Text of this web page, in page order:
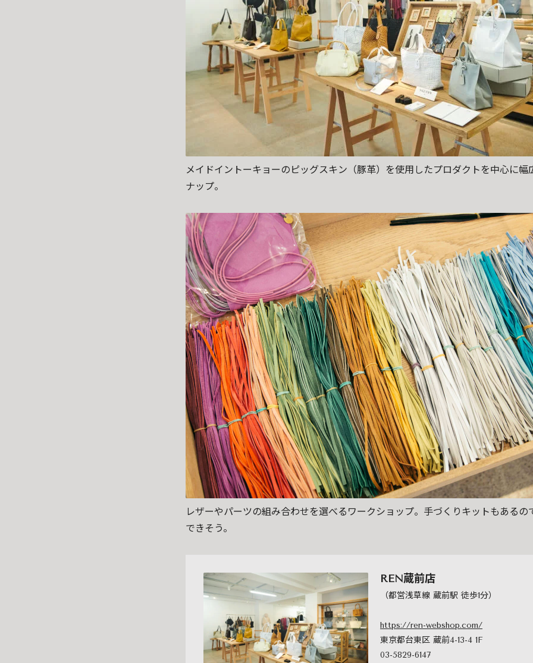
メイドイントーキョーのピッグスキン（豚革）を使用したプロダクトを中心に幅
ナップ。
レザーやパーツの組み合わせを選べるワークショップ。手づくりキットもあるの
できそう。
REN蔵前店
（都営浅草線 蔵前駅 徒歩1分）
https://ren-webshop.com/
東京都台東区 蔵前4-13-4 1F
03-5829-6147